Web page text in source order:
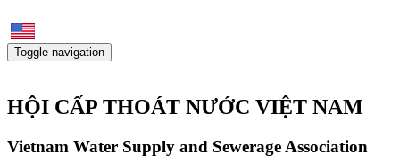
Toggle navigation
HỘI CẤP THOÁT NƯỚC VIỆT NAM
Vietnam Water Supply and Sewerage Association